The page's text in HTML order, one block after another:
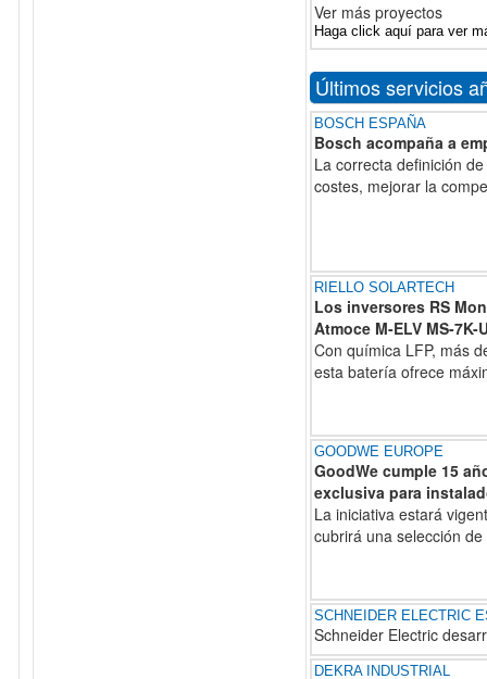
Ver más proyectos
Haga click aquí para ver
Últimos servicios
BOSCH ESPAÑA
Bosch acompaña a
La correcta definición
costes, mejorar la
RIELLO SOLARTECH
Los inversores RS
Atmoce M-ELV MS-7K-
Con química LFP, más
esta batería ofrece
GOODWE EUROPE
GoodWe cumple 15
exclusiva para
La iniciativa estará
cubrirá una selección
SCHNEIDER ELECTRIC
Schneider Electric
DEKRA INDUSTRIAL